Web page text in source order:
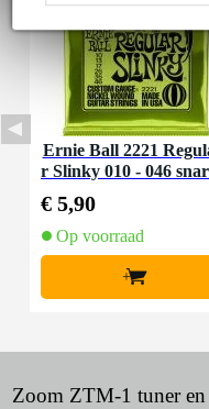
Ernie Ball 2221
r Slinky 010 - 046
€ 5,90
Op voorraad
+
Zoom ZTM-1 tuner